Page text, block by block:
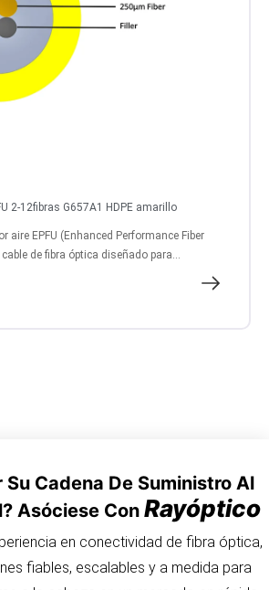
2-12fibras G657A1 HDPE amarillo
aire EPFU (Enhanced Performance Fiber
de fibra óptica diseñado para...
Su Cadena De Suministro Al
Asóciese Con Rayóptico
en conectividad de fibra óptica,
fiables, escalables y a medida para